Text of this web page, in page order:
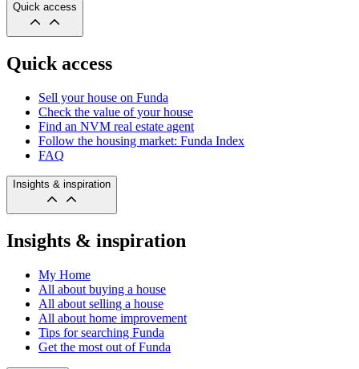
Quick access
Quick access
Sell your house on Funda
Check the value of your house
Find an NVM real estate agent
Follow the housing market: Funda Index
FAQ
Insights & inspiration
Insights & inspiration
My Home
All about buying a house
All about selling a house
All about home improvement
Tips for searching Funda
Get the most out of Funda